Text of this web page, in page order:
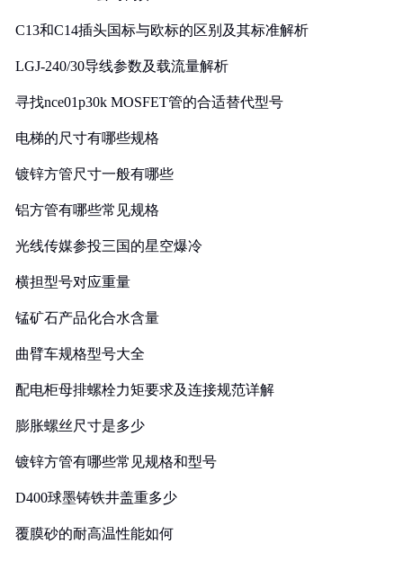
C13和C14插头国标与欧标的区别及其标准解析
LGJ-240/30导线参数及载流量解析
寻找nce01p30k MOSFET管的合适替代型号
电梯的尺寸有哪些规格
镀锌方管尺寸一般有哪些
铝方管有哪些常见规格
光线传媒参投三国的星空爆冷
横担型号对应重量
锰矿石产品化合水含量
曲臂车规格型号大全
配电柜母排螺栓力矩要求及连接规范详解
膨胀螺丝尺寸是多少
镀锌方管有哪些常见规格和型号
D400球墨铸铁井盖重多少
覆膜砂的耐高温性能如何